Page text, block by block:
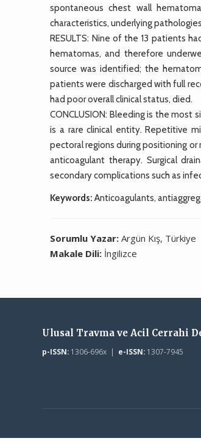
spontaneous chest wall
characteristics, underlying
RESULTS: Nine of the 13 patients
hematomas, and therefore
source was identified; the
patients were discharged with full
had poor overall clinical status, died.
CONCLUSION: Bleeding is the
is a rare clinical entity. Repetitive
pectoral regions during positioning
anticoagulant therapy. Surgical
secondary complications such as
Keywords: Anticoagulants,
Sorumlu Yazar:Argün Kış, Türkiye
Makale Dili: İngilizce
Ulusal Travma ve Acil Cerrahi
p-ISSN:1306-696x | e-ISSN:1307-7945